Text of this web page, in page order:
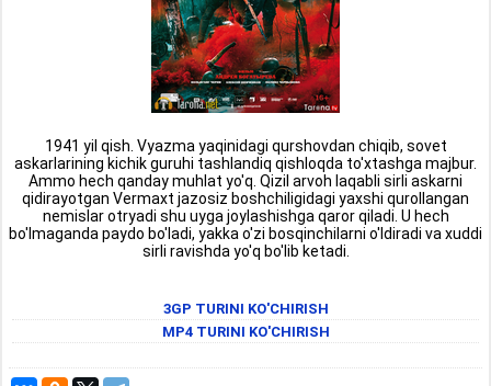
1941 yil qish. Vyazma yaqinidagi qurshovdan chiqib, sovet
askarlarining kichik guruhi tashlandiq qishloqda to'xtashga majbur.
Ammo hech qanday muhlat yo'q. Qizil arvoh laqabli sirli askarni
qidirayotgan Vermaxt jazosiz boshchiligidagi yaxshi qurollangan
nemislar otryadi shu uyga joylashishga qaror qiladi. U hech
bo'lmaganda paydo bo'ladi, yakka o'zi bosqinchilarni o'ldiradi va xuddi
sirli ravishda yo'q bo'lib ketadi.
3GP TURINI KO'CHIRISH
MP4 TURINI KO'CHIRISH